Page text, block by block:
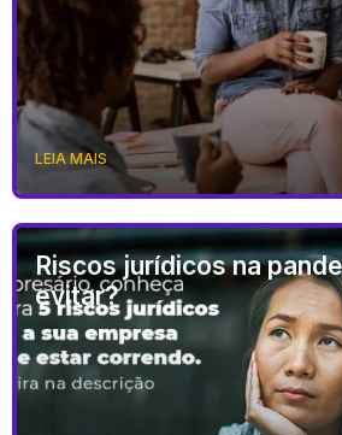
LEIA MAIS
Riscos jurídicos na
evitar?